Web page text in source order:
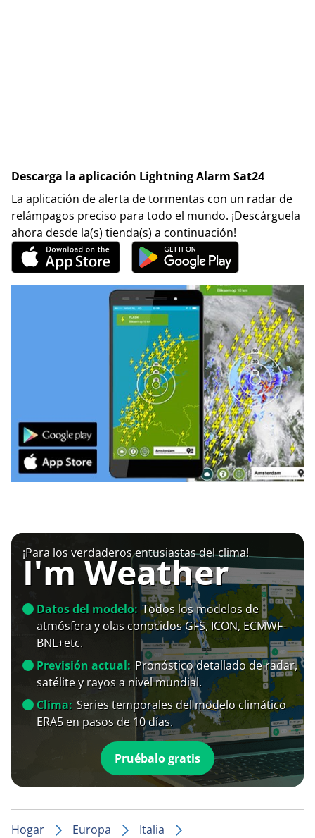
Descarga la aplicación Lightning Alarm Sat24
La aplicación de alerta de tormentas con un radar de
relámpagos preciso para todo el mundo. ¡Descárguela
ahora desde la(s) tienda(s) a continuación!
¡Para los verdaderos entusiastas del clima!
I'm Weather
Datos del modelo: Todos los modelos de
atmósfera y olas conocidos GFS, ICON, ECMWF-
BNL+etc.
Previsión actual: Pronóstico detallado de radar,
satélite y rayos a nivel mundial.
Clima: Series temporales del modelo climático
ERA5 en pasos de 10 días.
Pruébalo gratis
Hogar Europa
Italia